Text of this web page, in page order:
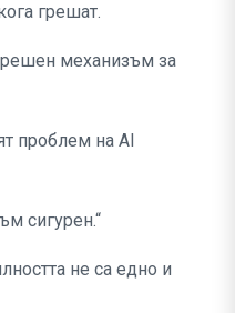
грешат.
механизъм за
проблем на AI
сигурен.“
не са едно и